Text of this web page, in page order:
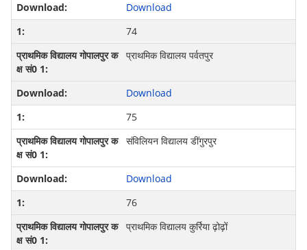
Download
74
प्राथमिक विद्यालय पर्वतपुर
Download
75
संविलियन विद्यालय डींगुरपुर
Download
76
प्राथमिक विद्यालय कुर्रिया ढ़ोढ़ों